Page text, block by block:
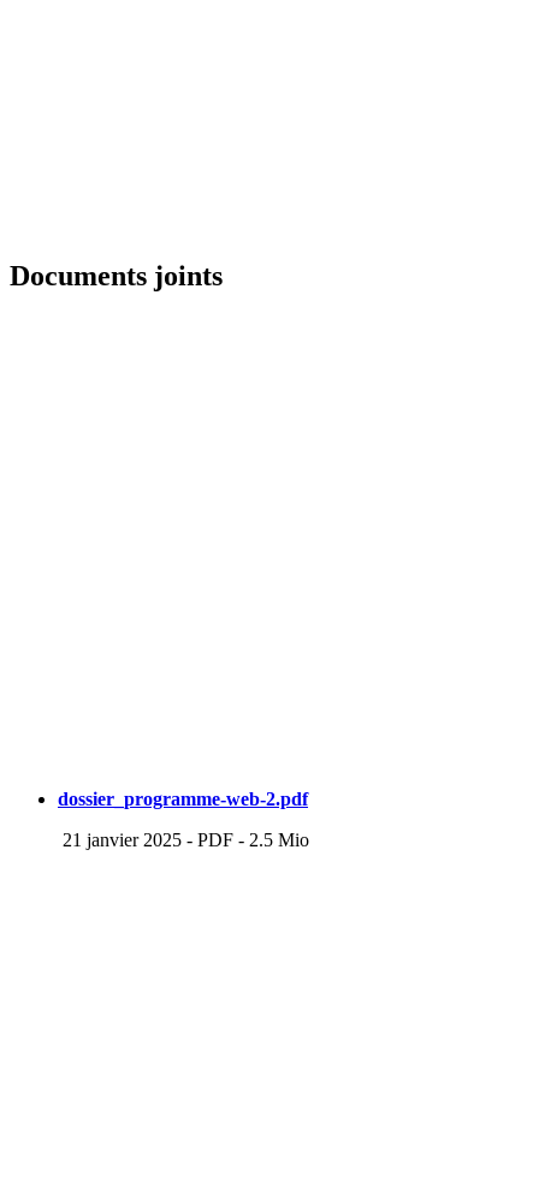
Documents joints
dossier_programme-web-2.pdf
21 janvier 2025 - PDF - 2.5 Mio